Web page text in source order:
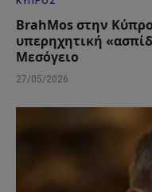
BrahMos στην
υπερηχητική
Μεσόγειο
27/05/2026